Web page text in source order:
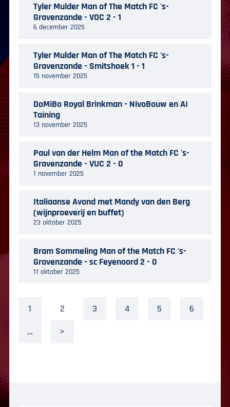
Tyler Mulder Man of The Match FC 's-
Gravenzande - VOC 2 - 1
6 december 2025
Tyler Mulder Man of The Match FC 's-
Gravenzande - Smitshoek 1 - 1
15 november 2025
DoMiBo Royal Brinkman - NivoBouw en AI
Taining
13 november 2025
Paul van der Helm Man of the Match FC 's-
Gravenzande - VUC 2 - 0
1 november 2025
Italiaanse Avond met Mandy van den Berg
(wijnproeverij en buffet)
23 oktober 2025
Bram Sommeling Man of the Match FC 's-
Gravenzande - sc Feyenoord 2 - 0
11 oktober 2025
1 2 3 4 5
6
…
>